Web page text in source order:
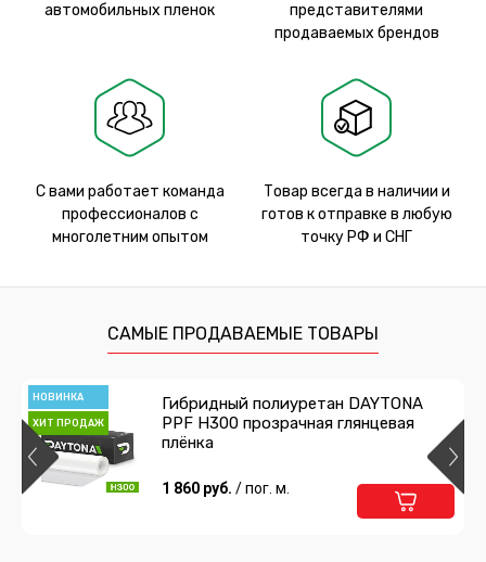
автомобильных пленок
представителями
продаваемых брендов
С вами работает команда
профессионалов с
многолетним опытом
Товар всегда в наличии и
готов к отправке в любую
точку РФ и СНГ
САМЫЕ ПРОДАВАЕМЫЕ ТОВАРЫ
НОВИНКА
ХИТ ПРОДАЖ
Гибридный полиуретан DAYTONA
PPF H300 прозрачная глянцевая
плёнка
1 860 руб. / пог. м.